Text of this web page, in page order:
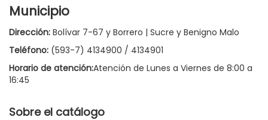
Municipio
Dirección: Bolívar 7-67 y Borrero | Sucre y Benigno Malo
Teléfono: (593-7) 4134900 / 4134901
Horario de atención:Atención de Lunes a Viernes de 8:00 a
16:45
Sobre el catálogo